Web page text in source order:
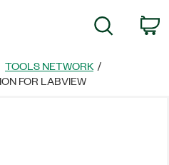
Suche
TOOLS NETWORK
FOR LABVIEW